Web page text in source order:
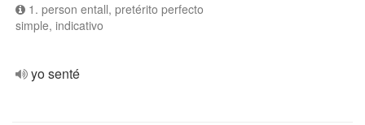
1. person entall, pretérito perfecto
simple, indicativo
yo senté